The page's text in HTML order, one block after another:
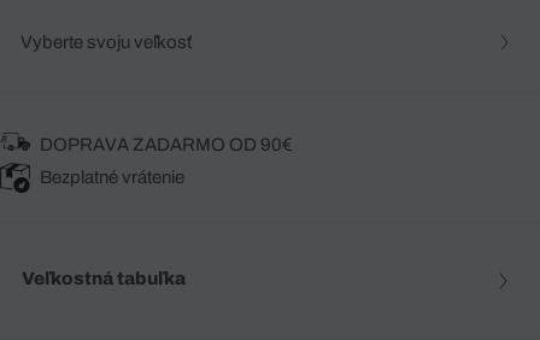
Vyberte svoju veľkosť
DOPRAVA ZADARMO OD 90€
Bezplatné vrátenie
Veľkostná tabuľka